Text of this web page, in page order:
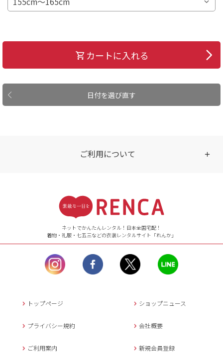
日付を選び直す
カートに入れる
ご利用について
【ご注文（インターネット）】
24時間年中無休
【お問い合わせ窓口（メー
ル）】10:00~17:00
土曜日、日曜日、臨
時休業日を除く。
営業時間外にいただ
返信させていただきま
年末年始、大型連休
ネットでかんたんレンタル！日本全国宅配！
着物・礼服・七五三などの衣装レンタルサイト「れんか」
トップページ ショップニュース
プライバシー規約 会社概要
ご利用案内 新規会員登録